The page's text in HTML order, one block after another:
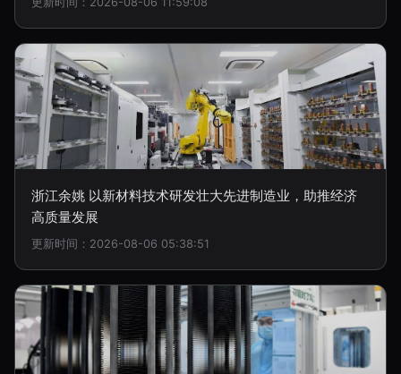
浙江余姚 以新材料技术研发壮大先进制造业，助推经济
高质量发展
更新时间：2026-08-06 05:38:51